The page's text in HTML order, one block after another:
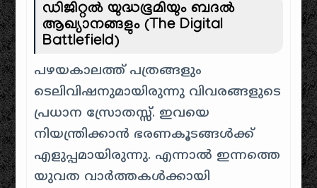
ഡിജിറ്റൽ യുദ്ധഭൂമിയും ബദൽ
ആഖ്യാനങ്ങളും (The Digital
Battlefield)
പഴയകാലത്ത് പത്രങ്ങളും
ടെലിവിഷനുമായിരുന്നു വിവരങ്ങളുടെ
പ്രധാന സ്രോതസ്സ്. ഇവയെ
നിയന്ത്രിക്കാൻ ഭരണകൂടങ്ങൾക്ക്
എളുപ്പമായിരുന്നു. എന്നാൽ ഇന്നത്തെ
യുവത വാർത്തകൾക്കായി